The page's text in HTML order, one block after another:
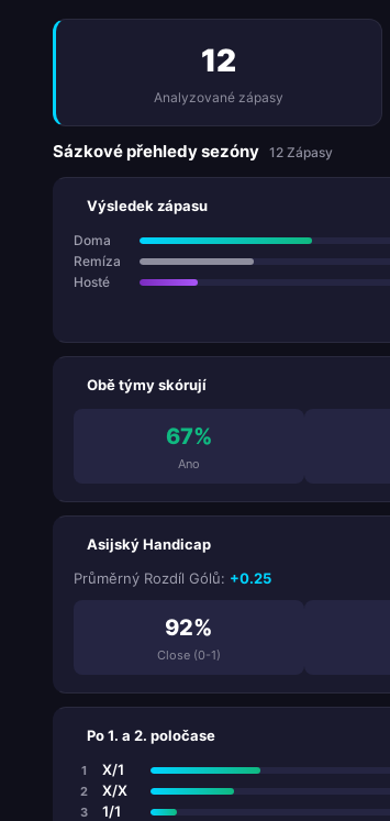
12
Analyzované zápasy
Sázkové přehledy sezóny 12 Zápasy
Výsledek zápasu
Doma
Remíza
Hosté
Obě týmy skórují
67%
Ano
Asijský Handicap
Průměrný Rozdíl Gólů: +0.25
92%
Close (0-1)
Po 1. a 2. poločase
1 X/1
2 X/X
3 1/1